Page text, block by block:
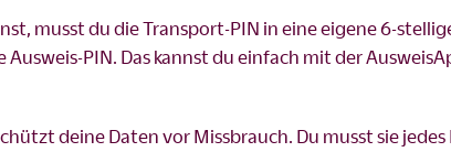
musst du die Transport-PIN in eine eigene 6-
PIN. Das kannst du einfach mit der
deine Daten vor Missbrauch. Du musst sie jedes